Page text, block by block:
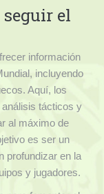
el
información
incluyendo
Aquí, los
tácticos y
al máximo de
es ser un
profundizar en la
y jugadores.